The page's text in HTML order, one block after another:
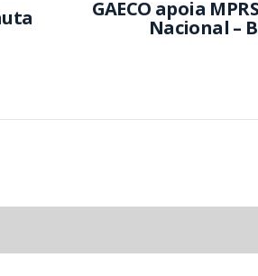
GAECO apoia
Nacional –